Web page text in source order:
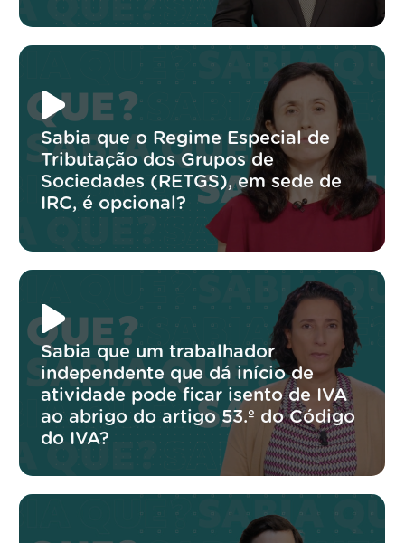
Sabia que o Regime Especial de
Tributação dos Grupos de
Sociedades (RETGS), em sede de
IRC, é opcional?
Sabia que um trabalhador
independente que dá início de
atividade pode ficar isento de IVA
ao abrigo do artigo 53.º do Código
do IVA?